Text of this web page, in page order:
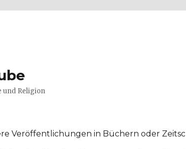
und Religion
Veröffentlichungen in Büchern oder